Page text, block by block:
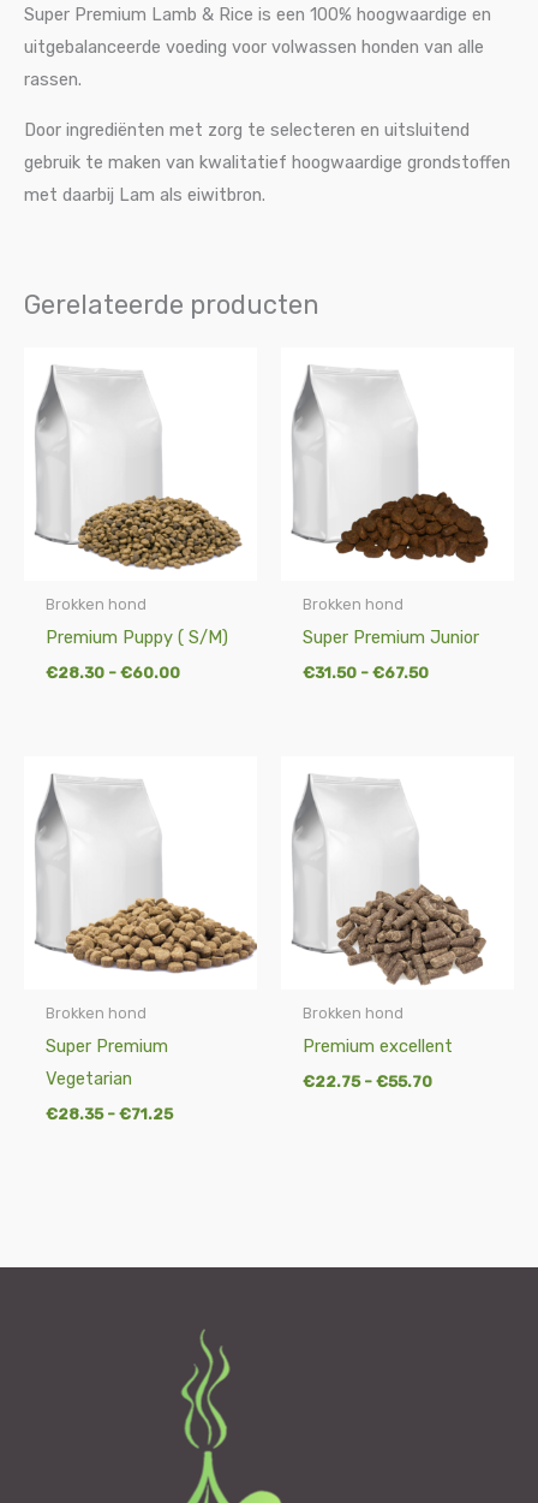
Super Premium Lamb & Rice is een 100% hoogwaardige en
uitgebalanceerde voeding voor volwassen honden van alle
rassen.
Door ingrediënten met zorg te selecteren en uitsluitend
gebruik te maken van kwalitatief hoogwaardige grondstoffen
met daarbij Lam als eiwitbron.
Gerelateerde producten
Brokken hond
Premium Puppy ( S/M)
€28.30 - €60.00
Brokken hond
Super Premium Junior
€31.50 - €67.50
Brokken hond
Super Premium
Vegetarian
€28.35 - €71.25
Brokken hond
Premium excellent
€22.75 - €55.70